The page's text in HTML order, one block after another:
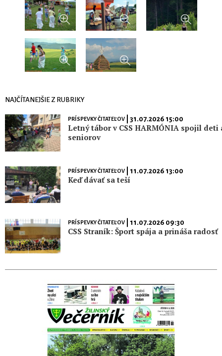
NAJČÍTANEJŠIE Z RUBRIKY
PRÍSPEVKY ČITATEĽOV| 31.07.2026 15:00
Letný tábor v CSS HARMÓNIA spojil deti
seniorov
PRÍSPEVKY ČITATEĽOV| 11.07.2026 13:00
Keď dávať sa teší
PRÍSPEVKY ČITATEĽOV| 11.07.2026 09:30
CSS Straník: Šport spája a prináša radosť